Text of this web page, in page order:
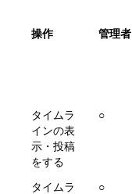
操作 管理者
タイムラ
インの表
示・投稿
をする
○
タイムラ
○